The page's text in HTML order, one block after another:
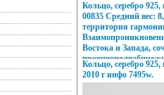
Кольцо, серебро
00835 Средний вес:
территория
Востока и Запада,
неонового Токио,
безудержная
Кольцо, серебро
2010 г инфо 7495w.